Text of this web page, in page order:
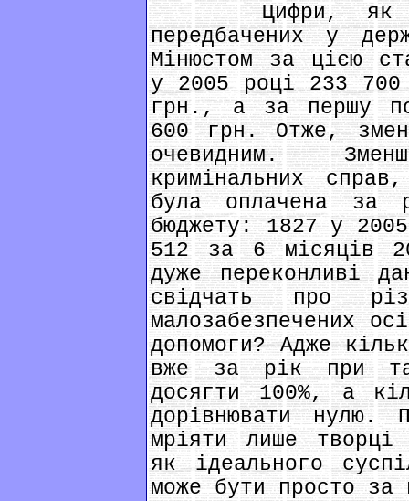
Цифри, як
передбачених у
Мінюстом за цією
у 2005 році 233
грн., а за першу
600 грн. Отже,
очевидним.
кримінальних
була оплачена за
бюджету: 1827 у
512 за 6 місяців
дуже переконливі
свідчать про
малозабезпечених
допомоги? Адже
вже за рік при
досягти 100%, а
дорівнювати нулю.
мріяти лише творці
як ідеального
може бути просто за